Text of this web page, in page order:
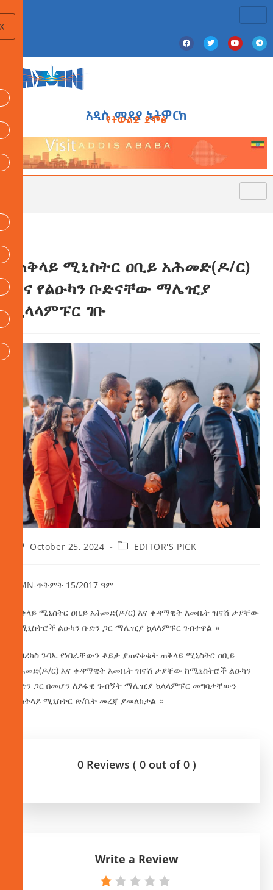
አዲስ ሚዲያ ኔትዎርክ
የትውልድ ድምፅ
ጠቅላይ ሚኒስትር ዐቢይ አሕመድ(ዶ/ር)
እና የልዑካን ቡድናቸው ማሌዢያ
ኳላላምፑር ገቡ
October 25, 2024 EDITOR'S PICK
AMN-ጥቅምት 15/2017 ዓም
ጠቅላይ ሚኒስትር ዐቢይ አሕመድ(ዶ/ር) እና ቀዳማዊት እመቤት ዝናሽ ታያቸው
ከሚኒስትሮች ልዑካን ቡድን ጋር ማሌዢያ ኳላላምፑር ገብተዋል ።
በብሪክስ ጉባኤ የነበራቸውን ቆይታ ያጠናቀቁት ጠቅላይ ሚኒስትር ዐቢይ
አሕመድ(ዶ/ር) እና ቀዳማዊት እመቤት ዝናሽ ታያቸው ከሚኒስትሮች ልዑካን
ቡድን ጋር በመሆን ለይፋዊ ጉብኝት ማሌዢያ ኳላላምፑር መግባታቸውን
የጠቅላይ ሚኒስትር ጽ/ቤት መረጃ ያመለክታል ።
0 Reviews ( 0 out of 0 )
Write a Review